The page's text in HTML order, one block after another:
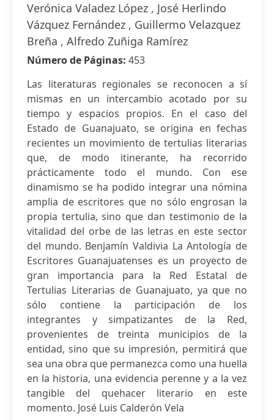
Verónica Valadez López , José Herlindo
Vázquez Fernández , Guillermo Velazquez
Breña , Alfredo Zuñiga Ramírez
Número de Páginas: 453
Las literaturas regionales se reconocen a sí
mismas en un intercambio acotado por su
tiempo y espacios propios. En el caso del
Estado de Guanajuato, se origina en fechas
recientes un movimiento de tertulias literarias
que, de modo itinerante, ha recorrido
prácticamente todo el mundo. Con ese
dinamismo se ha podido integrar una nómina
amplia de escritores que no sólo engrosan la
propia tertulia, sino que dan testimonio de la
vitalidad del orbe de las letras en este sector
del mundo. Benjamín Valdivia La Antología de
Escritores Guanajuatenses es un proyecto de
gran importancia para la Red Estatal de
Tertulias Literarias de Guanajuato, ya que no
sólo contiene la participación de los
integrantes y simpatizantes de la Red,
provenientes de treinta municipios de la
entidad, sino que su impresión, permitirá que
sea una obra que permanezca como una huella
en la historia, una evidencia perenne y a la vez
tangible del quehacer literario en este
momento. José Luis Calderón Vela